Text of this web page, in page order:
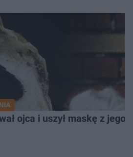
ojca i uszył maskę z